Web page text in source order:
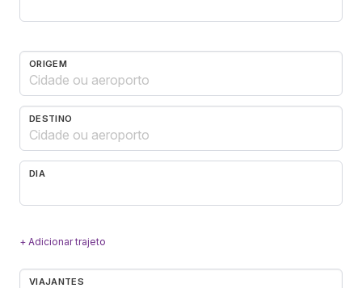
ORIGEM
DESTINO
DIA
+ Adicionar trajeto
VIAJANTES